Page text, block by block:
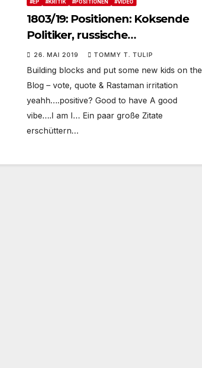
#EP #KRITIK #POSITIONEN #VIDEO
1803/19: Positionen: Koksende
Politiker, russische
Millionärsnutten,
Suchtprobleme, Europa-Wahl
und Musiker sein heute
26. MAI 2019 TOMMY T. TULIP
Building blocks and put some new kids on the
Blog – vote, quote & Rastaman irritation
yeahh….positive? Good to have A good
vibe….I am I… Ein paar große Zitate
erschüttern…